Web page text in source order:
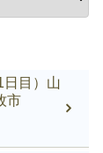
日目）山
市